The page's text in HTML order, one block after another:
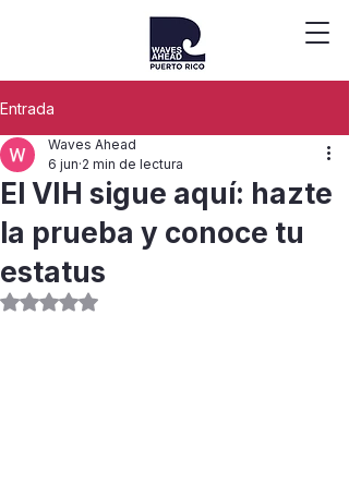
Entrada
El VIH sigue aquí: hazte
la prueba y conoce tu
estatus
Waves Ahead
6 jun 2 min de lectura
Obtuvo NaN de 5 estrellas.